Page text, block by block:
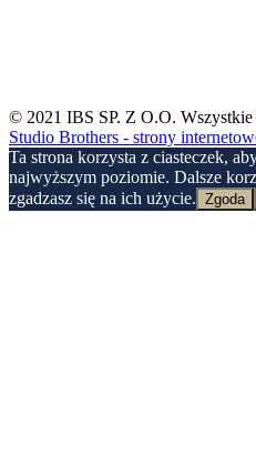
© 2021 IBS SP. Z O.O. Wszystkie
Studio Brothers - strony
Ta strona korzysta z ciasteczek,
najwyższym poziomie. Dalsze
zgadzasz się na ich użycie. Zgoda